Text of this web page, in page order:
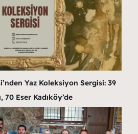
Yaz Koleksiyon Sergisi: 39
70 Eser Kadıköy’de